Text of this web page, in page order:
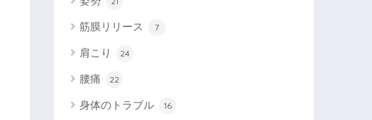
筋膜リリース 7
肩こり 24
腰痛 22
身体のトラブル 16